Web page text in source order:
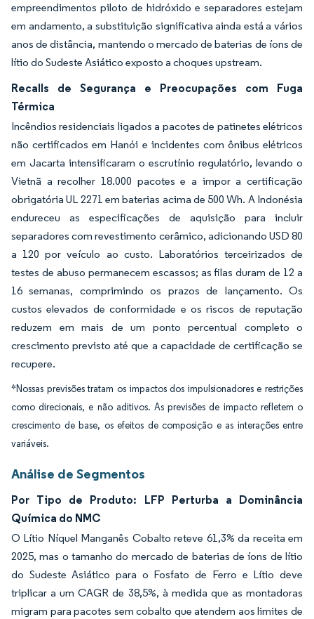
empreendimentos piloto de hidróxido e separadores estejam
em andamento, a substituição significativa ainda está a vários
anos de distância, mantendo o mercado de baterias de íons de
lítio do Sudeste Asiático exposto a choques upstream.
Recalls de Segurança e Preocupações com Fuga
Térmica
Incêndios residenciais ligados a pacotes de patinetes elétricos
não certificados em Hanói e incidentes com ônibus elétricos
em Jacarta intensificaram o escrutínio regulatório, levando o
Vietnã a recolher 18.000 pacotes e a impor a certificação
obrigatória UL 2271 em baterias acima de 500 Wh. A Indonésia
endureceu as especificações de aquisição para incluir
separadores com revestimento cerâmico, adicionando USD 80
a 120 por veículo ao custo. Laboratórios terceirizados de
testes de abuso permanecem escassos; as filas duram de 12 a
16 semanas, comprimindo os prazos de lançamento. Os
custos elevados de conformidade e os riscos de reputação
reduzem em mais de um ponto percentual completo o
crescimento previsto até que a capacidade de certificação se
recupere.
*Nossas previsões tratam os impactos dos impulsionadores e restrições
como direcionais, e não aditivos. As previsões de impacto refletem o
crescimento de base, os efeitos de composição e as interações entre
variáveis.
Análise de Segmentos
Por Tipo de Produto: LFP Perturba a Dominância
Química do NMC
O Lítio Níquel Manganês Cobalto reteve 61,3% da receita em
2025, mas o tamanho do mercado de baterias de íons de lítio
do Sudeste Asiático para o Fosfato de Ferro e Lítio deve
triplicar a um CAGR de 38,5%, à medida que as montadoras
migram para pacotes sem cobalto que atendem aos limites de